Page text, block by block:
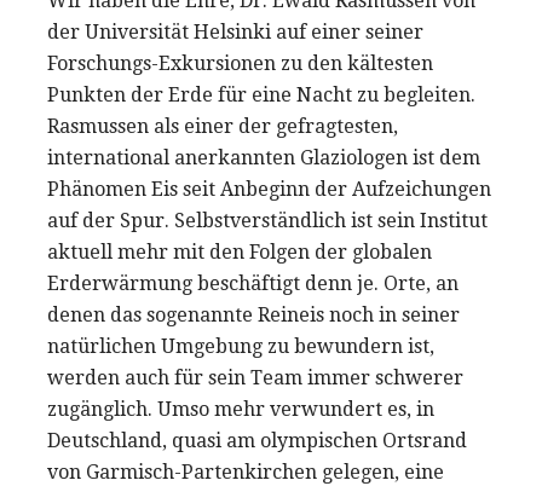
der Universität Helsinki auf einer seiner
Forschungs-Exkursionen zu den kältesten
Punkten der Erde für eine Nacht zu begleiten.
Rasmussen als einer der gefragtesten,
international anerkannten Glaziologen ist dem
Phänomen Eis seit Anbeginn der Aufzeichungen
auf der Spur. Selbstverständlich ist sein Institut
aktuell mehr mit den Folgen der globalen
Erderwärmung beschäftigt denn je. Orte, an
denen das sogenannte Reineis noch in seiner
natürlichen Umgebung zu bewundern ist,
werden auch für sein Team immer schwerer
zugänglich. Umso mehr verwundert es, in
Deutschland, quasi am olympischen Ortsrand
von Garmisch-Partenkirchen gelegen, eine